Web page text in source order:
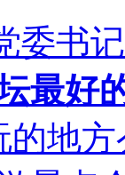
委书
最好
的地方